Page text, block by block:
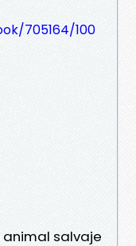
705164/100
animal salvaje